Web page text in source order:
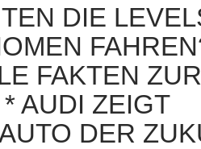
DIE
FAKTEN ZUR
AUDI ZEIGT
DER